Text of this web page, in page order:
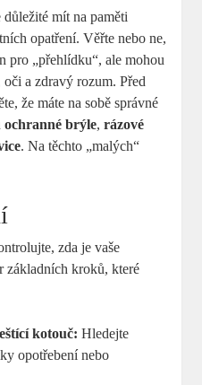
mít na paměti
opatření. Věřte nebo ne,
pro „přehlídku“, ale mohou
oči a zdravý rozum. Před
že máte na sobě správné
ochranné brýle,rázové
. Na těchto „malých“
zda je vaše
základních kroků, které
kotouč: Hledejte
opotřebení nebo